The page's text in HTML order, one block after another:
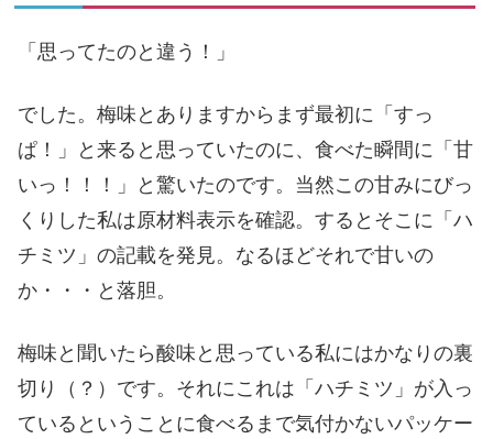
「思ってたのと違う！」
でした。梅味とありますからまず最初に「すっ
ぱ！」と来ると思っていたのに、食べた瞬間に「甘
いっ！！！」と驚いたのです。当然この甘みにびっ
くりした私は原材料表示を確認。するとそこに「ハ
チミツ」の記載を発見。なるほどそれで甘いの
か・・・と落胆。
梅味と聞いたら酸味と思っている私にはかなりの裏
切り（？）です。それにこれは「ハチミツ」が入っ
ているということに食べるまで気付かないパッケー